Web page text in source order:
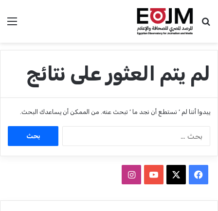
بحث عن
لم يتم العثور على نتائج
يبدوا أننا لم ’ نستطع أن نجد ما ’ تبحث عنه. من الممكن أن يساعدك البحث.
: